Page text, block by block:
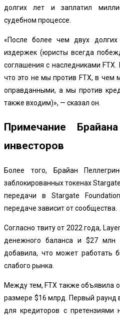
долгих лет и заплатил
судебном процессе.
«После более чем двух
издержек (юристы всегда
соглашения с наследниками
что это не мы против FTX, в чем
оправданными, а мы против
также входим)», — сказал он.
Примечание
инвесторов
Более того, Брайан
заблокированных токенах
передачи в Stargate
передаче зависит от сообщества.
Согласно твиту от 2022 года,
денежного баланса и $27 млн
добавила, что может работать
слабого рынка.
Между тем, FTX также объявила
размере $16 млрд. Первый раунд
для кредиторов с